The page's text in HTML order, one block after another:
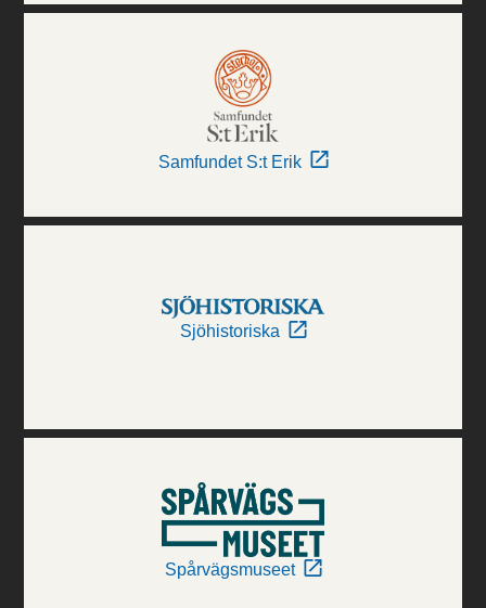
Samfundet S:t Erik
Sjöhistoriska
Spårvägsmuseet